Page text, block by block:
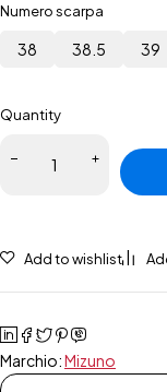
Numero scarpa
38 38.5 39
Quantity
Add to wishlist
Marchio:Mizuno